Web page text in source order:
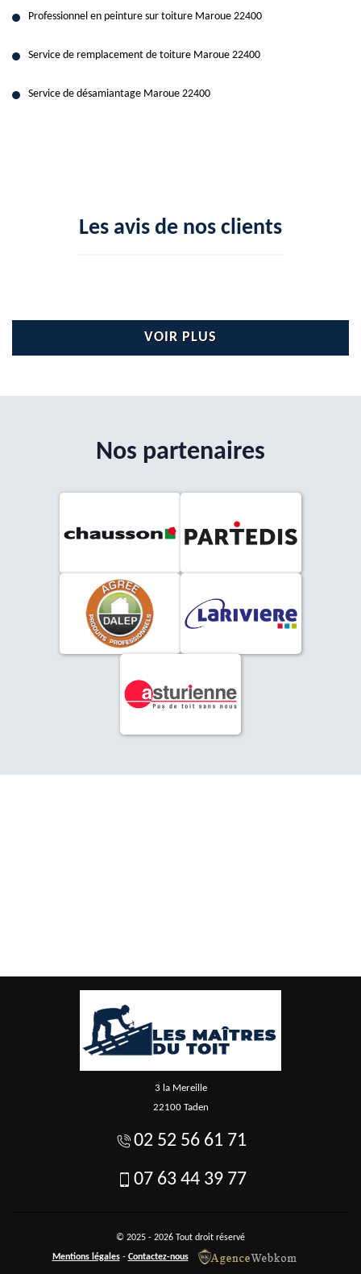
Professionnel en peinture sur toiture Maroue 22400
Service de remplacement de toiture Maroue 22400
Service de désamiantage Maroue 22400
Les avis de nos clients
VOIR PLUS
Nos partenaires
3 la Mereille
22100 Taden
02 52 56 61 71
07 63 44 39 77
© 2025 - 2026 Tout droit réservé
Mentions légales- Contactez-nous